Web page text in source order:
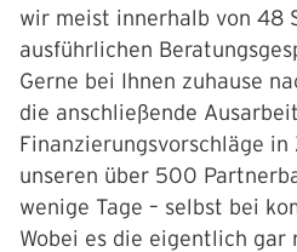
wir meist innerhalb von 48
ausführlichen
Gerne bei Ihnen zuhause
die anschließende
Finanzierungsvorschläge
unseren über 500
wenige Tage – selbst bei
Wobei es die eigentlich